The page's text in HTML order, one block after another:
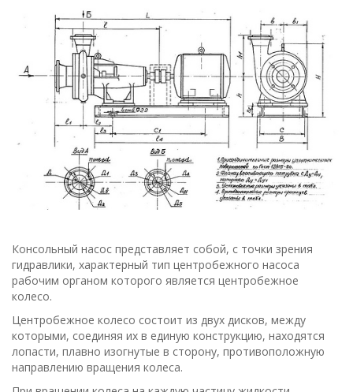
Консольный насос представляет собой, с точки зрения
гидравлики, характерный тип центробежного насоса
рабочим органом которого является центробежное
колесо.
Центробежное колесо состоит из двух дисков, между
которыми, соединяя их в единую конструкцию, находятся
лопасти, плавно изогнутые в сторону, противоположную
направлению вращения колеса.